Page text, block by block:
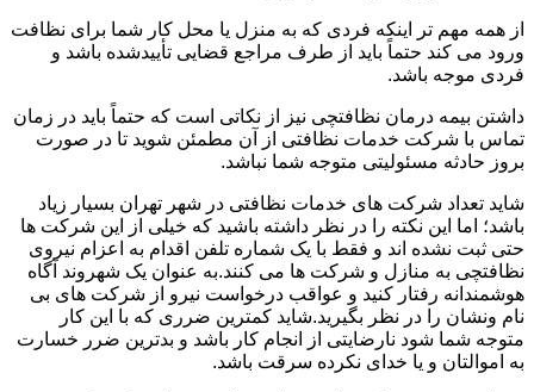
از همه مهم تر اینکه فردی که به منزل یا محل کار شما برای نظافت
ورود می کند حتماً باید از طرف مراجع قضایی تأییدشده باشد و
فردی موجه باشد.
داشتن بیمه درمان نظافتچی نیز از نکاتی است که حتماً باید در زمان
تماس با شرکت خدمات نظافتی از آن مطمئن شوید تا در صورت
بروز حادثه مسئولیتی متوجه شما نباشد.
شاید تعداد شرکت های خدمات نظافتی در شهر تهران بسیار زیاد
باشد؛ اما این نکته را در نظر داشته باشید که خیلی از این شرکت ها
حتی ثبت نشده اند و فقط با یک شماره تلفن اقدام به اعزام نیروی
نظافتچی به منازل و شرکت ها می کنند.به عنوان یک شهروند آگاه
هوشمندانه رفتار کنید و عواقب درخواست نیرو از شرکت های بی
نام ونشان را در نظر بگیرید.شاید کمترین ضرری که با این کار
متوجه شما شود نارضایتی از انجام کار باشد و بدترین ضرر خسارت
به اموالتان و یا خدای نکرده سرقت باشد.